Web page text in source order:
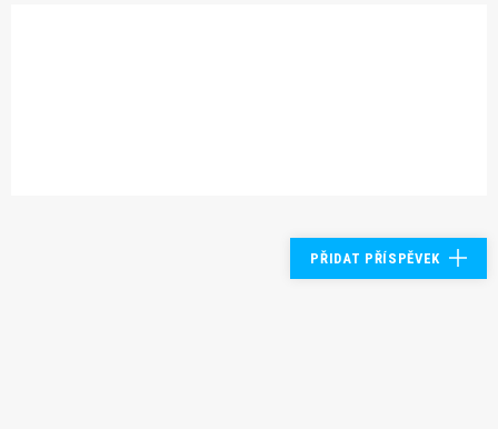
PŘIDAT PŘÍSPĚVEK